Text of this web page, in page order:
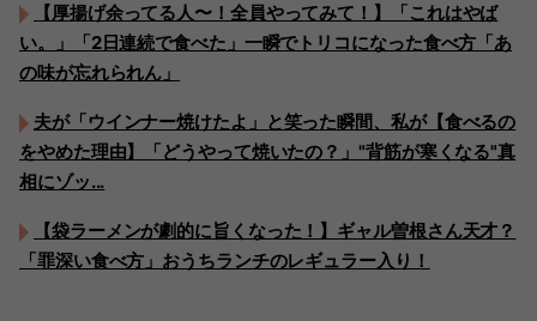
【厚揚げ余ってる人〜！全員やってみて！】「これはやば
い。」「2日連続で食べた」一瞬でトリコになった食べ方「あ
の味が忘れられん」
夫が「ウインナー焼けたよ」と笑った瞬間、私が【食べるの
をやめた理由】「どうやって焼いたの？」"背筋が寒くなる"真
相にゾッ...
【袋ラーメンが劇的に旨くなった！】ギャル曽根さん天才？
「罪深い食べ方」おうちランチのレギュラー入り！